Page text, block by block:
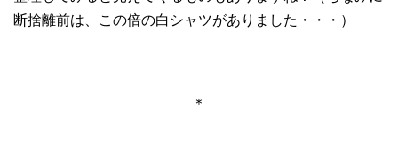
断捨離前は、この倍の白シャツがありました・・・）
＊